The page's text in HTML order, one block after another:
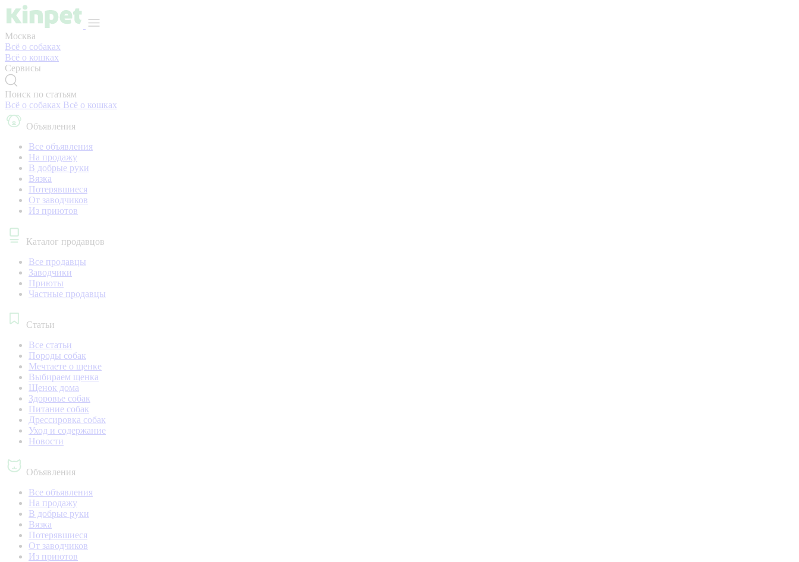
Москва
Всё о собаках
Всё о кошках
Сервисы
Поиск по статьям
Всё о собаках Всё о кошках
Объявления
Все объявления
На продажу
В добрые руки
Вязка
Потерявшиеся
От заводчиков
Из приютов
Каталог продавцов
Все продавцы
Заводчики
Приюты
Частные продавцы
Статьи
Все статьи
Породы собак
Мечтаете о щенке
Выбираем щенка
Щенок дома
Здоровье собак
Питание собак
Дрессировка собак
Уход и содержание
Новости
Объявления
Все объявления
На продажу
В добрые руки
Вязка
Потерявшиеся
От заводчиков
Из приютов